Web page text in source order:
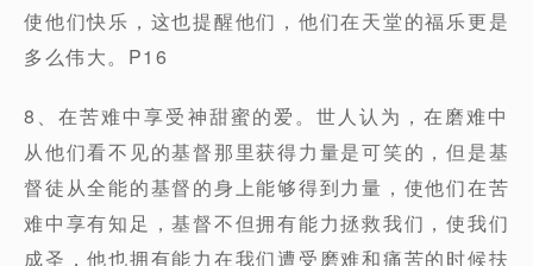
使他们快乐，这也提醒他们，他们在天堂的福乐更是
多么伟大。P16
8、在苦难中享受神甜蜜的爱。世人认为，在磨难中
从他们看不见的基督那里获得力量是可笑的，但是基
督徒从全能的基督的身上能够得到力量，使他们在苦
难中享有知足，基督不但拥有能力拯救我们，使我们
成圣，他也拥有能力在我们遭受磨难和痛苦的时候扶